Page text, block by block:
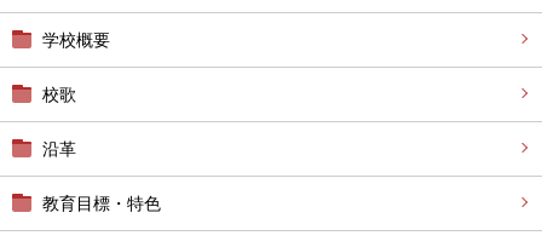
学校概要
校歌
沿革
教育目標・特色